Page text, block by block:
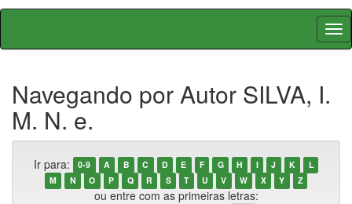
Skip
Navegando por Autor SILVA, I.
M. N. e.
Ir para: 0-9 A B C D E F G H I J K
L
M
N O P Q R S T U V W X Y Z
ou entre com as primeiras letras: